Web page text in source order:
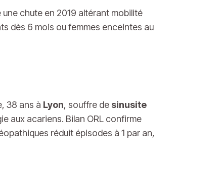
chute en 2019 altérant mobilité
dès 6 mois ou femmes enceintes au
38 ans à Lyon, souffre de sinusite
aux acariens. Bilan ORL confirme
réduit épisodes à 1 par an,